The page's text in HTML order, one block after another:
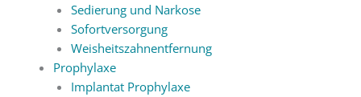
Sedierung und Narkose
Sofortversorgung
Weisheitszahnentfernung
Prophylaxe
Implantat Prophylaxe